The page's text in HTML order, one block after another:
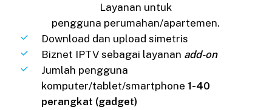
Layanan untuk
pengguna perumahan/apartemen.
Download dan upload simetris
Biznet IPTV sebagai layanan add-on
Jumlah pengguna
komputer/tablet/smartphone1-40
perangkat (gadget)